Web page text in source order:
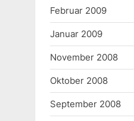
Februar 2009
Januar 2009
November 2008
Oktober 2008
September 2008